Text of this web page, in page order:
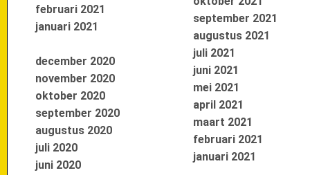
februari 2021
januari 2021
december 2020
november 2020
oktober 2020
september 2020
augustus 2020
juli 2020
juni 2020
september 2021
augustus 2021
juli 2021
juni 2021
mei 2021
april 2021
maart 2021
februari 2021
januari 2021